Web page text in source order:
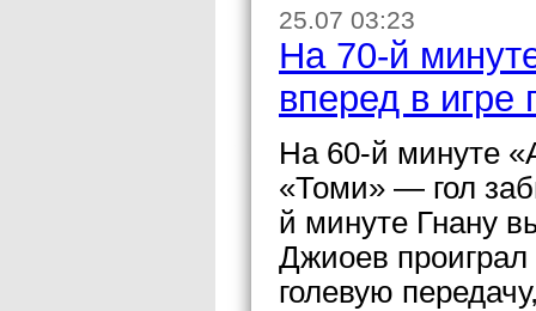
25.07 03:23
На 70-й
вперед в игре
На 60-й минуте
«Томи» — гол
й минуте Гнану
Джиоев
голевую